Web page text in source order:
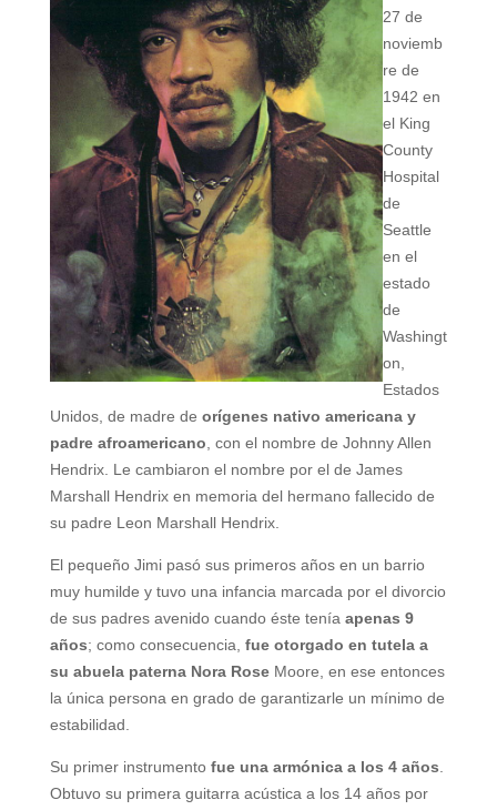
27 de
noviemb
re de
1942 en
el King
County
Hospital
de
Seattle
en el
estado
de
Washingt
on,
Estados
Unidos, de madre de orígenes nativo americana y
padre afroamericano , con el nombre de Johnny Allen
Hendrix. Le cambiaron el nombre por el de James
Marshall Hendrix en memoria del hermano fallecido de
su padre Leon Marshall Hendrix.
El pequeño Jimi pasó sus primeros años en un barrio
muy humilde y tuvo una infancia marcada por el divorcio
de sus padres avenido cuando éste tenía apenas 9
años; como consecuencia, fue otorgado en tutela a
su abuela paterna Nora Rose Moore, en ese entonces
la única persona en grado de garantizarle un mínimo de
estabilidad.
Su primer instrumento fue una armónica a los 4 años
Obtuvo su primera guitarra acústica a los 14 años por